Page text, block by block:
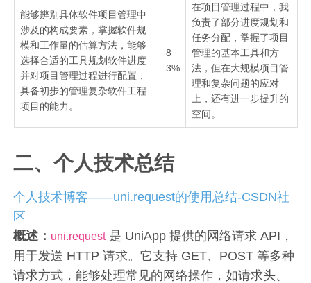
能够辨别具体软件项目管理中
涉及的构成要素，掌握软件规
模和工作量的估算方法，能够
选择合适的工具规划软件进度
并对项目管理过程进行配置，
具备初步的管理复杂软件工程
项目的能力。
8
3%
在项目管理过程中，我
负责了部分进度规划和
任务分配，掌握了项目
管理的基本工具和方
法，但在大规模项目管
理和复杂问题的应对
上，还有进一步提升的
空间。
二、个人技术总结
个人技术博客——uni.request的使用总结-CSDN社
区
概述： uni.request是 UniApp 提供的网络请求 API，
用于发送 HTTP 请求。它支持 GET、POST 等多种
请求方式，能够处理常见的网络操作，如请求头、